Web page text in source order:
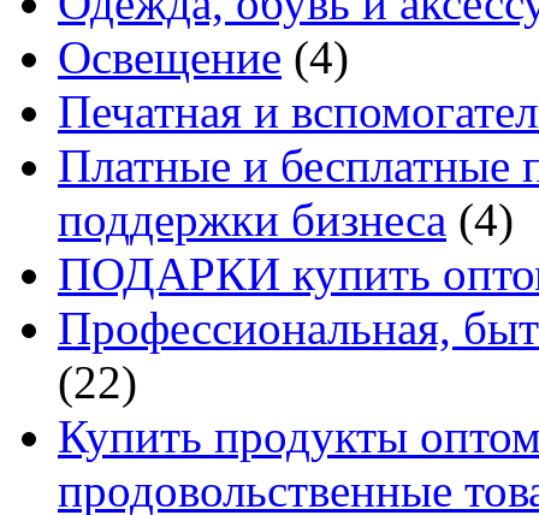
Освещение (4)
Печатная и
Платные и бесплатные
поддержки бизнеса (4)
ПОДАРКИ купить
Профессиональная,
(22)
Купить продукты
продовольственные